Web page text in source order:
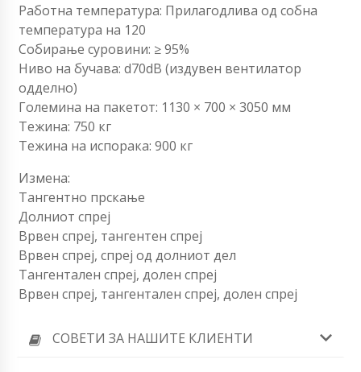
Работна температура: Прилагодлива од собна
температура на 120
Собирање суровини: ≥ 95%
Ниво на бучава: d70dB (издувен вентилатор
одделно)
Големина на пакетот: 1130 × 700 × 3050 мм
Тежина: 750 кг
Тежина на испорака: 900 кг
Измена:
Тангентно прскање
Долниот спреј
Врвен спреј, тангентен спреј
Врвен спреј, спреј од долниот дел
Тангентален спреј, долен спреј
Врвен спреј, тангентален спреј, долен спреј
СОВЕТИ ЗА НАШИТЕ КЛИЕНТИ